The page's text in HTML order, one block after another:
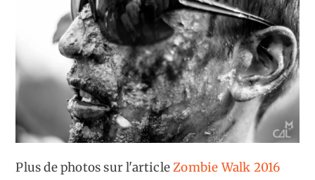
Plus de photos sur l'articleZombie Walk 2016